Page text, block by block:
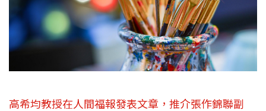
高希均教授在人間福報發表文章，推介張作錦聯副